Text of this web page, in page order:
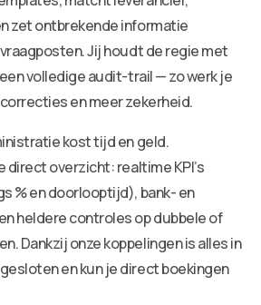
zet ontbrekende informatie
Jij houdt de regie met
volledige audit-trail — zo werk je
en meer zekerheid.
kost tijd en geld.
overzicht: realtime KPI’s
% en doorlooptijd), bank- en
heldere controles op dubbele of
Dankzij onze koppelingen is alles in
en kun je direct boekingen